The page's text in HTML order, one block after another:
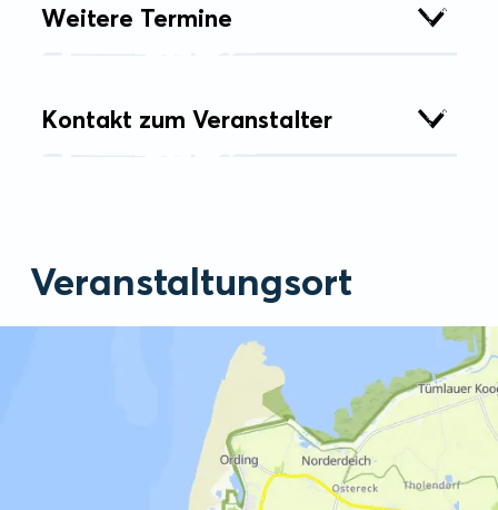
Weitere Termine
Kontakt zum Veranstalter
Veranstaltungsort